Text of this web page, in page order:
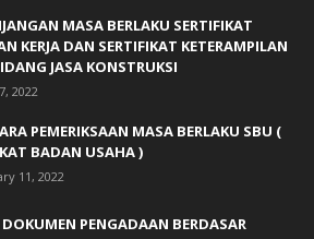
MASA BERLAKU SERTIFIKAT
KERJA DAN SERTIFIKAT KETERAMPILAN
JASA KONSTRUKSI
2022
PEMERIKSAAN MASA BERLAKU SBU (
BADAN USAHA )
11, 2022
PENGADAAN BERDASAR